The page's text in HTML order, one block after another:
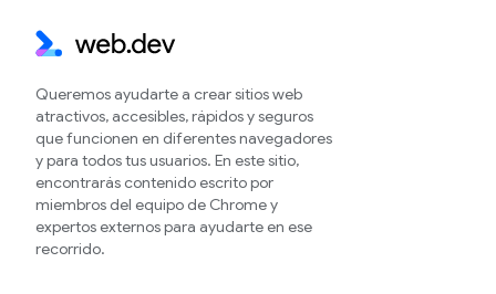
Queremos ayudarte a crear sitios web
atractivos, accesibles, rápidos y seguros
que funcionen en diferentes navegadores
y para todos tus usuarios. En este sitio,
encontrarás contenido escrito por
miembros del equipo de Chrome y
expertos externos para ayudarte en ese
recorrido.